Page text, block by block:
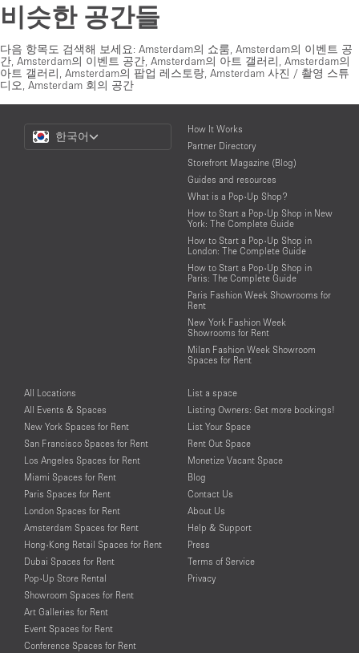
비슷한 공간들
다음 항목도 검색해 보세요: Amsterdam의 쇼룸 Amsterdam의 이벤트 공
간 Amsterdam의 이벤트 공간 Amsterdam의 아트 갤러리 Amsterdam의
아트 갤러리 Amsterdam의 팝업 레스토랑 Amsterdam 사진 / 촬영 스튜
디오 Amsterdam 회의 공간
Choose
Language
한국어
How It Works
Partner Directory
Storefront Magazine (Blog)
Guides and resources
What is a Pop-Up Shop?
How to Start a Pop-Up Shop in New
York: The Complete Guide
How to Start a Pop-Up Shop in
London: The Complete Guide
How to Start a Pop-Up Shop in
Paris: The Complete Guide
Paris Fashion Week Showrooms for
Rent
New York Fashion Week
Showrooms for Rent
Milan Fashion Week Showroom
Spaces for Rent
All Locations
All Events & Spaces
New York Spaces for Rent
San Francisco Spaces for Rent
Los Angeles Spaces for Rent
Miami Spaces for Rent
Paris Spaces for Rent
London Spaces for Rent
Amsterdam Spaces for Rent
Hong-Kong Retail Spaces for Rent
Dubai Spaces for Rent
Pop-Up Store Rental
Showroom Spaces for Rent
Art Galleries for Rent
Event Spaces for Rent
Conference Spaces for Rent
List a space
Listing Owners: Get more bookings!
List Your Space
Rent Out Space
Monetize Vacant Space
Blog
Contact Us
About Us
Help & Support
Press
Terms of Service
Privacy